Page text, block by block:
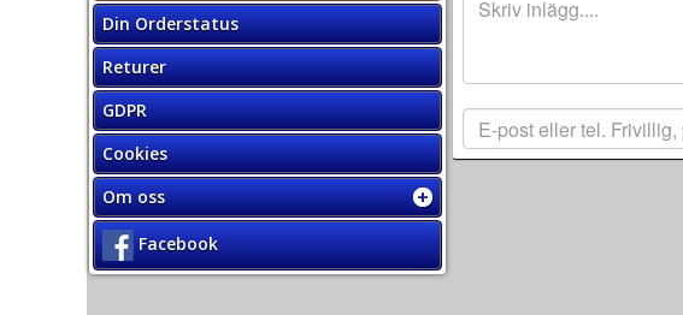
Din Orderstatus
Returer
GDPR
Cookies
Om oss
Facebook